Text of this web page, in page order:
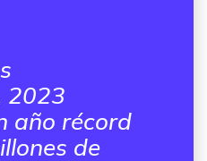
2023
año récord
de